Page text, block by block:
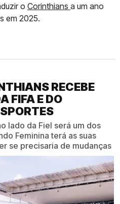
o Corinthians a um ano
em 2025.
RECEBE
FIFA E DO
lado da Fiel será um dos
Feminina terá as suas
se precisaria de mudanças